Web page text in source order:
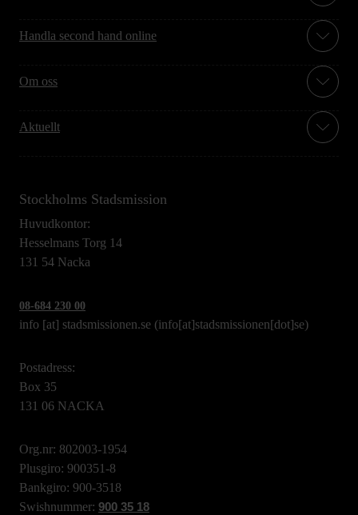
Handla second hand online
Om oss
Aktuellt
Stockholms Stadsmission
Huvudkontor:
Hesselmans Torg 14
131 54 Nacka
08-684 230 00
info [at] stadsmissionen.se (info[at]stadsmissionen[dot]se)
Postadress:
Box 35
131 06 NACKA
Org.nr: 802003-1954
Plusgiro: 900351-8
Bankgiro: 900-3518
Swishnummer: 900 35 18